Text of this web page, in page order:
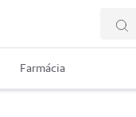
Farmácia